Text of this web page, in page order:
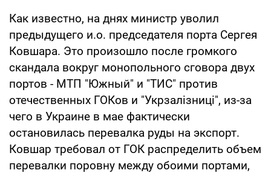
Как известно, на днях министр уволил
предыдущего и.о. председателя порта Сергея
Ковшара. Это произошло после громкого
скандала вокруг монопольного сговора двух
портов - МТП "Южный" и "ТИС" против
отечественных ГОКов и "Укрзалізниці", из-за
чего в Украине в мае фактически
остановилась перевалка руды на экспорт.
Ковшар требовал от ГОК распределить объем
перевалки поровну между обоими портами,